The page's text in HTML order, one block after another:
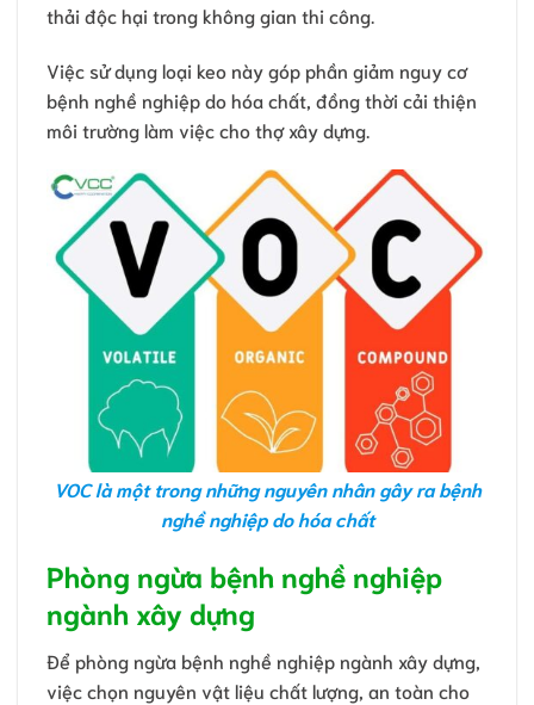
thải độc hại trong không gian thi công.
Việc sử dụng loại keo này góp phần giảm nguy cơ
bệnh nghề nghiệp do hóa chất, đồng thời cải thiện
môi trường làm việc cho thợ xây dựng.
VOC là một trong những nguyên nhân gây ra bệnh
nghề nghiệp do hóa chất
Phòng ngừa bệnh nghề nghiệp
ngành xây dựng
Để phòng ngừa bệnh nghề nghiệp ngành xây dựng,
việc chọn nguyên vật liệu chất lượng, an toàn cho